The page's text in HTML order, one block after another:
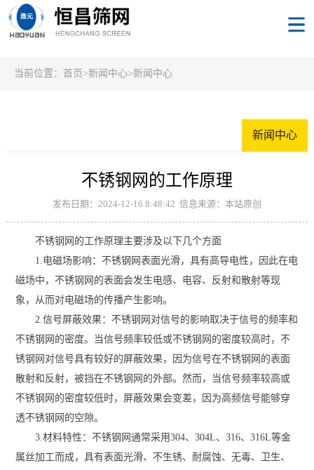
当前位置： 首页 >新闻中心>新闻中心
新闻中心
不锈钢网的工作原理
发布日期：2024-12-16 8:48:42 信息来源：本站原创
不锈钢网的工作原理主要涉及以下几个方面
1.电磁场影响‌：不锈钢网表面光滑，具有高导电性，因此在电
磁场中，不锈钢网的表面会发生电感、电容、反射和散射等现
象，从而对电磁场的传播产生影响‌。
2.信号屏蔽效果‌：不锈钢网对信号的影响取决于信号的频率和
不锈钢网的密度。当信号频率较低或不锈钢网的密度较高时，不
锈钢网对信号具有较好的屏蔽效果，因为信号在不锈钢网的表面
散射和反射，被挡在不锈钢网的外部。然而，当信号频率较高或
不锈钢网的密度较低时，屏蔽效果会变差，因为高频信号能够穿
透不锈钢网的空隙‌。
3.材料特性‌：不锈钢网通常采用304、304L、316、316L等金
属丝加工而成，具有表面光滑、不生锈、耐腐蚀、无毒、卫生、